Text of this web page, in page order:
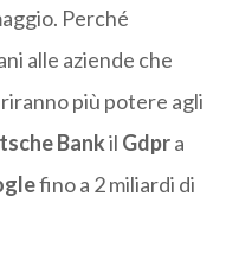
Perché
alle aziende che
più potere agli
Bankil Gdpra
fino a 2 miliardi di